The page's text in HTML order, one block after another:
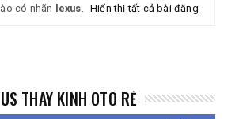
có nhãn lexus Hiển thị tất cả bài đăng
THAY KÍNH ÔTÔ RẺ